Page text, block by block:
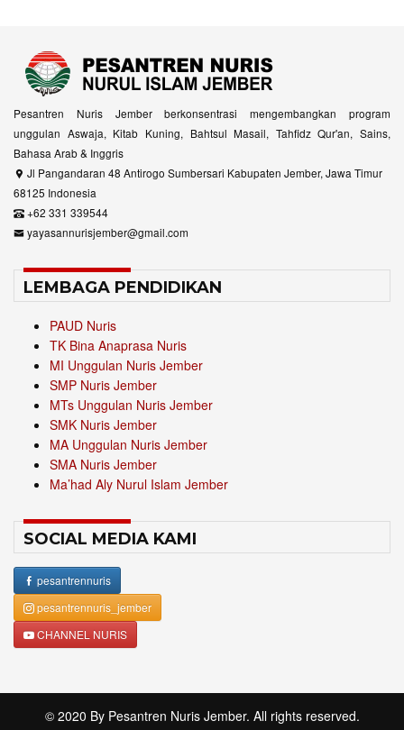
Pesantren Nuris Jember berkonsentrasi mengembangkan program
unggulan Aswaja, Kitab Kuning, Bahtsul Masail, Tahfidz Qur'an, Sains,
Bahasa Arab & Inggris
Jl Pangandaran 48 Antirogo Sumbersari Kabupaten Jember, Jawa Timur
68125 Indonesia
+62 331 339544
yayasannurisjember@gmail.com
LEMBAGA PENDIDIKAN
PAUD Nuris
TK Bina Anaprasa Nuris
MI Unggulan Nuris Jember
SMP Nuris Jember
MTs Unggulan Nuris Jember
SMK Nuris Jember
MA Unggulan Nuris Jember
SMA Nuris Jember
Ma’had Aly Nurul Islam Jember
SOCIAL MEDIA KAMI
pesantrennuris
pesantrennuris_jember
CHANNEL NURIS
© 2020 By Pesantren Nuris Jember. All rights reserved.